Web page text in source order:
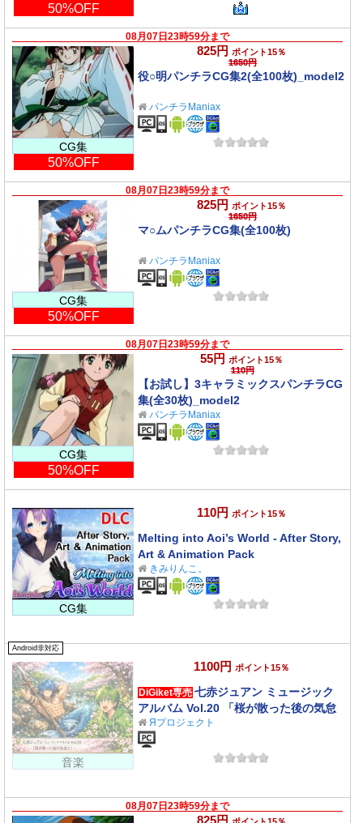
50%OFF
08月07日23時59分まで
CG集
50%OFF
825円 ポイント15％
1650円
役○明パンチラCG集2(全100枚)_model2
パンチラManiax
08月07日23時59分まで
CG集
50%OFF
825円 ポイント15％
1650円
マ○ムパンチラCG集(全100枚)
パンチラManiax
08月07日23時59分まで
CG集
50%OFF
55円 ポイント15％
110円
【お試し】3キャラミックスパンチラCG
集(全30枚)_model2
パンチラManiax
CG集
110円 ポイント15％
Melting into Aoi’s World - After Story,
Art & Animation Pack
きみりんこ。
Android非対応
音楽
1100円 ポイント15％
DiGiket専売 七赤ジュアン ミュージック
アルバム Vol.20 「桜が散った後の気怠
さ」Яプロジェクト
08月07日23時59分まで
825円